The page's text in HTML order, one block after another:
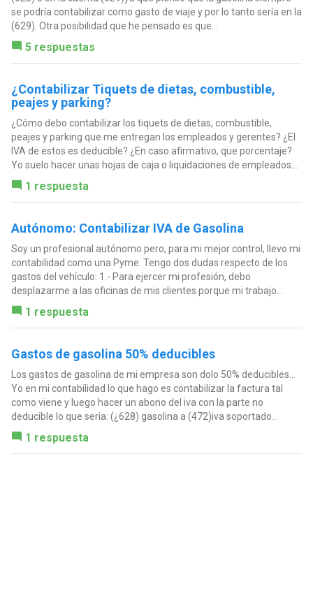
se podría contabilizar como gasto de viaje y por lo tanto sería en la
(629). Otra posibilidad que he pensado es que...
5 respuestas
¿Contabilizar Tiquets de dietas, combustible,
peajes y parking?
¿Cómo debo contabilizar los tiquets de dietas, combustible,
peajes y parking que me entregan los empleados y gerentes? ¿El
IVA de estos es deducible? ¿En caso afirmativo, que porcentaje?
Yo suelo hacer unas hojas de caja o liquidaciones de empleados...
1 respuesta
Autónomo: Contabilizar IVA de Gasolina
Soy un profesional autónomo pero, para mi mejor control, llevo mi
contabilidad como una Pyme. Tengo dos dudas respecto de los
gastos del vehículo: 1.- Para ejercer mi profesión, debo
desplazarme a las oficinas de mis clientes porque mi trabajo...
1 respuesta
Gastos de gasolina 50% deducibles
Los gastos de gasolina de mi empresa son dolo 50% deducibles...
Yo en mi contabilidad lo que hago es contabilizar la factura tal
como viene y luego hacer un abono del iva con la parte no
deducible lo que seria: (¿628) gasolina a (472)iva soportado...
1 respuesta